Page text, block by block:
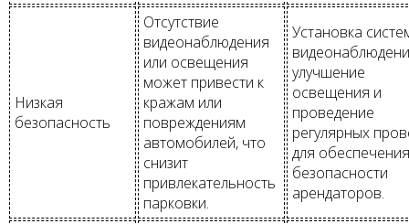
Низкая
безопасность
Отсутствие
видеонаблюдения
или освещения
может привести к
кражам или
повреждениям
автомобилей, что
снизит
привлекательность
парковки.
Установка
улучшение
освещения и
проведение
регулярных
для обеспечения
безопасности
арендаторов.